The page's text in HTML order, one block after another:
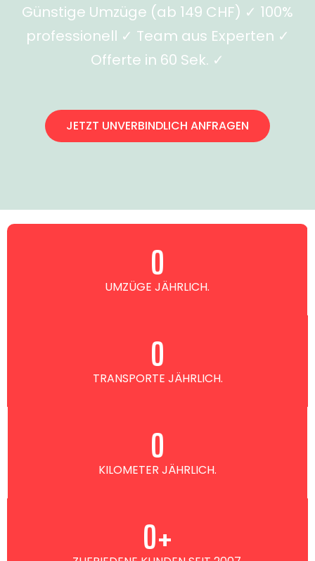
Günstige Umzüge (ab 149 CHF) ✓ 100%
professionell ✓ Team aus Experten ✓
Offerte in 60 Sek. ✓
JETZT UNVERBINDLICH ANFRAGEN
UMZÜGE JÄHRLICH.
0
TRANSPORTE JÄHRLICH.
0
KILOMETER JÄHRLICH.
0
0+